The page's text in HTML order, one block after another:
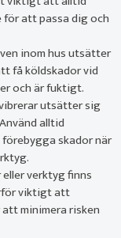
för att passa dig och
inom hus utsätter
få köldskador vid
och är fuktigt.
utsätter sig
alltid
skador när
verktyg finns
viktigt att
minimera risken